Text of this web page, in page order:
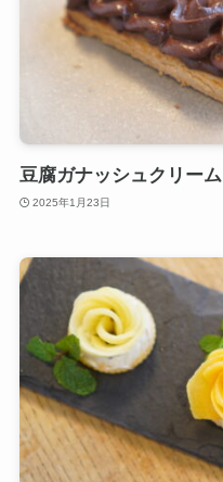
豆腐ガナッシュクリーム
2025年1月23日